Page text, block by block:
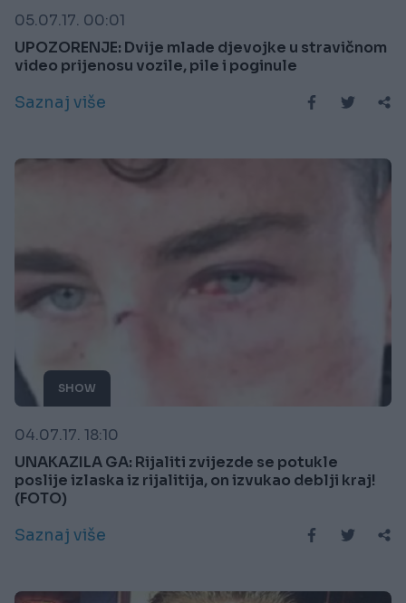
05.07.17. 00:01
UPOZORENJE: Dvije mlade djevojke u stravičnom
video prijenosu vozile, pile i poginule
Saznaj više
SHOW
04.07.17. 18:10
UNAKAZILA GA: Rijaliti zvijezde se potukle
poslije izlaska iz rijalitija, on izvukao deblji kraj!
(FOTO)
Saznaj više